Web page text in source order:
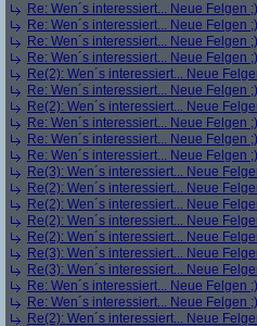
Re: Wen´s interessiert... Neue Felgen ;)
Re: Wen´s interessiert... Neue Felgen ;)
Re: Wen´s interessiert... Neue Felgen ;)
Re: Wen´s interessiert... Neue Felgen ;)
Re(2): Wen´s interessiert... Neue
Re: Wen´s interessiert... Neue Felgen ;)
Re(2): Wen´s interessiert... Neue
Re: Wen´s interessiert... Neue Felgen ;)
Re: Wen´s interessiert... Neue Felgen ;)
Re: Wen´s interessiert... Neue Felgen ;)
Re(3): Wen´s interessiert... Neue
Re(2): Wen´s interessiert... Neue
Re(2): Wen´s interessiert... Neue
Re(2): Wen´s interessiert... Neue
Re(2): Wen´s interessiert... Neue
Re(3): Wen´s interessiert... Neue
Re(3): Wen´s interessiert... Neue
Re: Wen´s interessiert... Neue Felgen ;)
Re: Wen´s interessiert... Neue Felgen ;)
Re(2): Wen´s interessiert... Neue